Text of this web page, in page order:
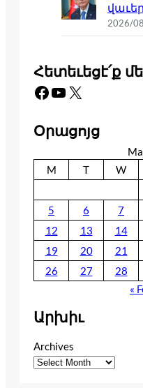
2026/
Հետեւեցէ՛ք
Facebook YouTube X
Օրացոյց
M
T W
5
6 7
12
13 14
19
20 21
26
27 28
«
Արխիւ
Archives